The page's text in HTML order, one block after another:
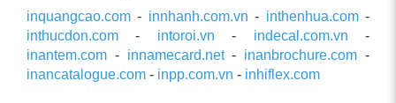
inquangcao.com - innhanh.com.vn - inthenhua.com-
inthucdon.com - intoroi.vn - indecal.com.vn -
inantem.com - innamecard.net- inanbrochure.com -
inancatalogue.com - inpp.com.vn - inhiflex.com